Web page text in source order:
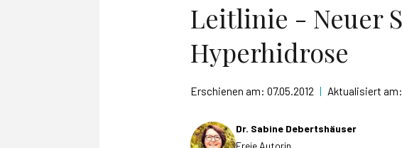
Leitlinie - Neuer
Hyperhidrose
Erschienen am: 07.05.2012 | Aktualisiert am:
Dr. Sabine Debertshäuser
Freie Autorin